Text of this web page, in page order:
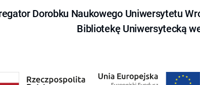
Dorobku Naukowego Uniwersytetu
Bibliotekę Uniwersytecką